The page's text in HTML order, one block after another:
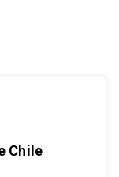
Chile